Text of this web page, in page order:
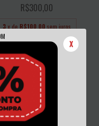
X
R$300,00
3 x de R$100,00 sem juros